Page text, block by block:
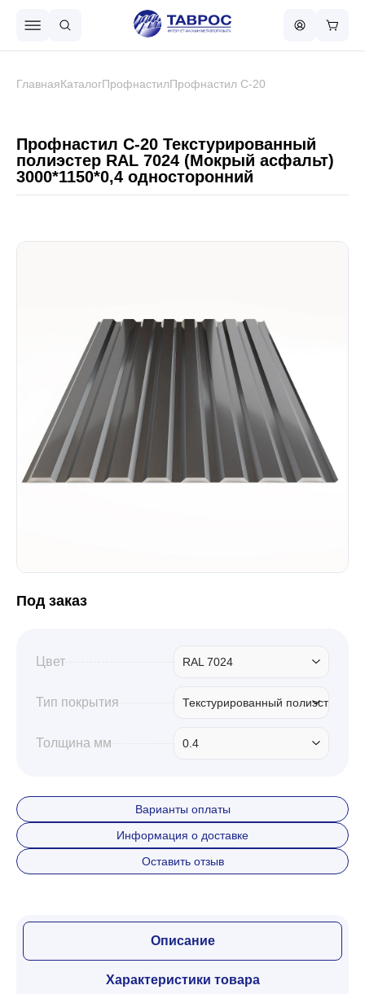
Металлочерепица
Сваи винтовые
Забор
Кровля
Профили для гипсокартона
ГлавнаяКаталогПрофнастилПрофнастил С-20
Профнастил С-20 Текстурированный
полиэстер RAL 7024 (Мокрый асфальт)
3000*1150*0,4 односторонний
Под заказ
Цвет RAL 7024
Тип покрытия Текстурированный полиэстер
Толщина мм 0.4
Варианты оплаты
Информация о доставке
Оставить отзыв
Описание
Характеристики товара